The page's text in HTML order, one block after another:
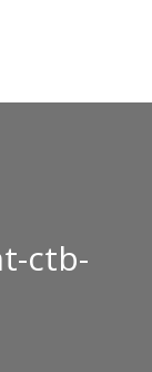
ctb-